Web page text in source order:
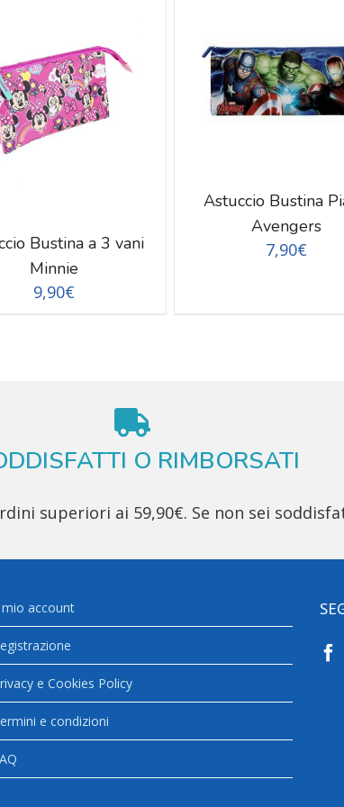
Bustina a 3 vani
Minnie
9,90€
DETTAGLI
Astuccio Bustina
Avengers
7,90€
DETTAGLI
O RIMBORSATI
superiori ai 59,90€. Se non sei
mio account
e Cookies Policy
e condizioni